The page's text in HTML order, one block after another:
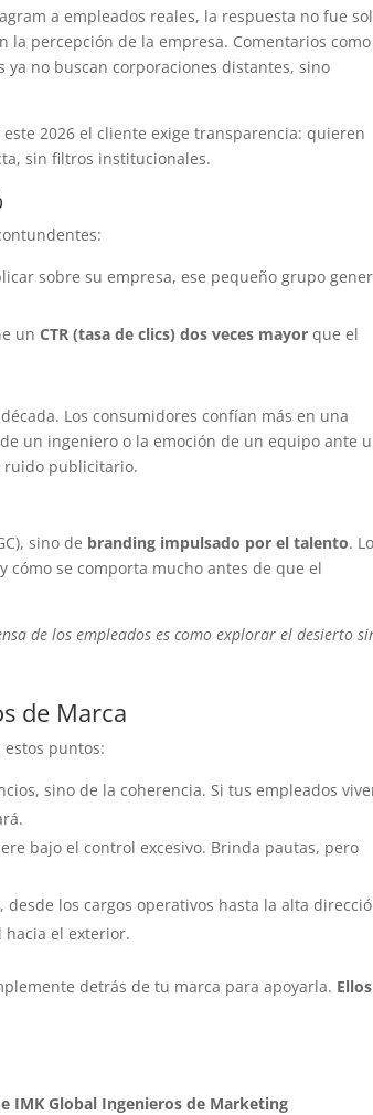
a empleados reales, la respuesta no fue
la percepción de la empresa. Comentarios
no buscan corporaciones distantes, sino
2026 el cliente exige transparencia: quieren
sin filtros institucionales.
sobre su empresa, ese pequeño grupo
unCTR (tasa de clics) dos veces mayor que el
Los consumidores confían más en una
un ingeniero o la emoción de un equipo ante
ruido publicitario.
sino de branding impulsado por el talento.
cómo se comporta mucho antes de que el
de los empleados es como explorar el desierto
de Marca
puntos:
sino de la coherencia. Si tus empleados
bajo el control excesivo. Brinda pautas, pero
desde los cargos operativos hasta la alta
el exterior.
detrás de tu marca para apoyarla.
IMK Global Ingenieros de Marketing